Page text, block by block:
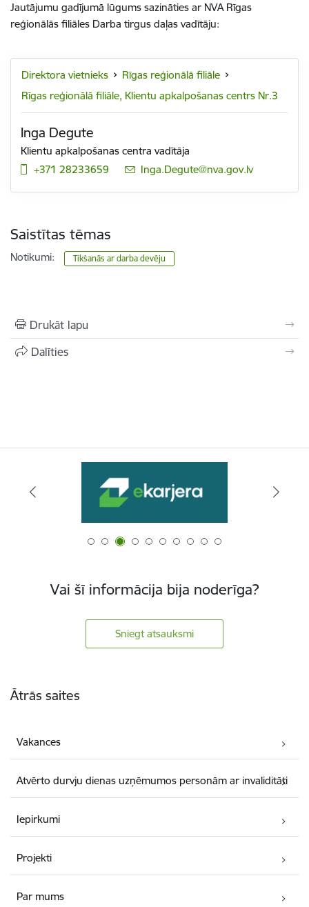
Jautājumu gadījumā lūgums sazināties ar NVA Rīgas
reģionālās filiāles Darba tirgus daļas vadītāju:
Direktora vietnieks
Rīgas reģionālā filiāle
Rīgas reģionālā filiāle, Klientu apkalpošanas centrs Nr.3
Inga Degute
Klientu apkalpošanas centra vadītāja
+371 28233659
E-pasts:
Inga.Degute@nva.gov.lv
Saistītas tēmas
Notikumi: Tikšanās ar darba devēju
Drukāt lapu
Dalīties
Vai šī informācija bija noderīga?
Sniegt atsauksmi
Ātrās saites
Vakances
Atvērto durvju dienas uzņēmumos personām ar invaliditāti
Iepirkumi
Projekti
Par mums